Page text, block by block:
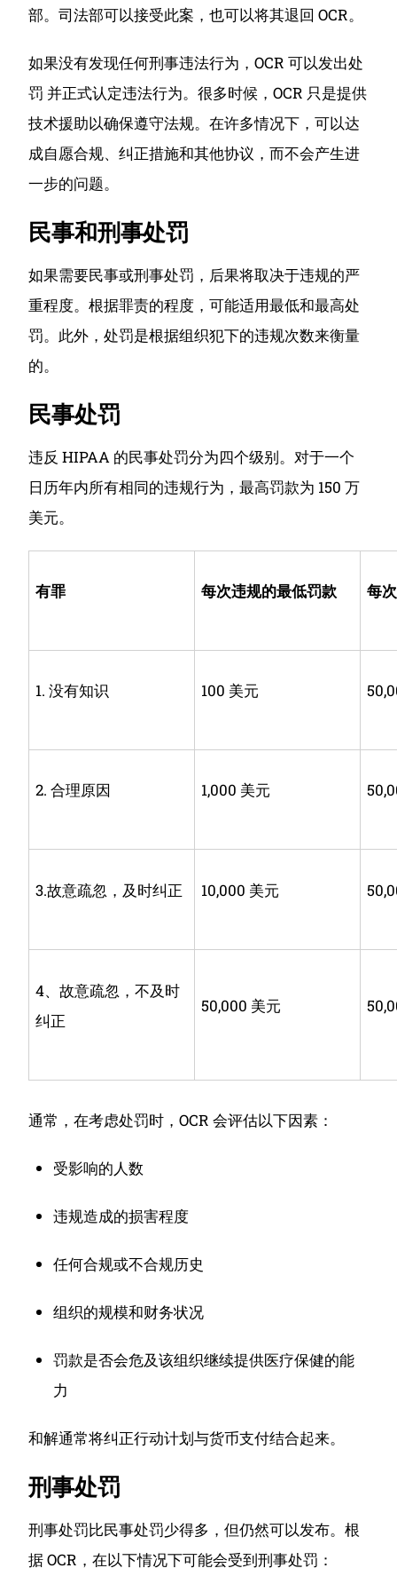
部。司法部可以接受此案，也可以将其退回 OCR。
如果没有发现任何刑事违法行为，OCR 可以发出处
罚 并正式认定违法行为。很多时候，OCR 只是提供
技术援助以确保遵守法规。在许多情况下，可以达
成自愿合规、纠正措施和其他协议，而不会产生进
一步的问题。
民事和刑事处罚
如果需要民事或刑事处罚，后果将取决于违规的严
重程度。根据罪责的程度，可能适用最低和最高处
罚。 此外，处罚是根据组织犯下的违规次数来衡量
的。
民事处罚
违反 HIPAA 的民事处罚分为四个级别。对于一个
日历年内所有相同的违规行为，最高罚款为 150 万
美元。
有罪 每次违规的最低罚款 每次
1. 没有知识 100 美元
2. 合理原因 1,000 美元
3.故意疏忽，及时纠正 10,000 美元
4、故意疏忽，不及时
纠正
50,000 美元
通常，在考虑处罚时，OCR 会评估以下因素：
受影响的人数
违规造成的损害程度
任何合规或不合规历史
组织的规模和财务状况
罚款是否会危及该组织继续提供医疗保健的能
力
和解通常将纠正行动计划与货币支付结合起来。
刑事处罚
刑事处罚比民事处罚少得多，但仍然可以发布。根
据 OCR，在以下情况下可能会受到刑事处罚：